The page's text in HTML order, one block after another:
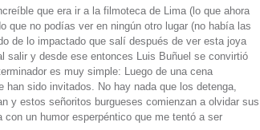
que era ir a la filmoteca de Lima (lo que ahora
que no podías ver en ningún otro lugar (no había las
de lo impactado que salí después de ver esta joya
salir y desde ese entonces Luis Buñuel se convirtió
es muy simple: Luego de una cena
sido invitados. No hay nada que los detenga,
y estos señoritos burgueses comienzan a olvidar sus
un humor esperpéntico que me tentó a ser